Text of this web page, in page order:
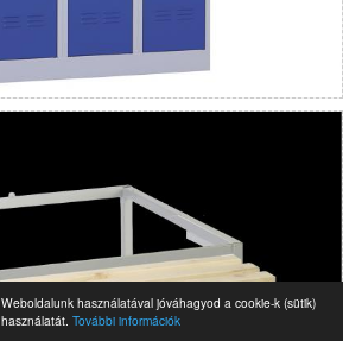
Weboldalunk használatával jóváhagyod a cookie-k (sütik)
használatát. További információk